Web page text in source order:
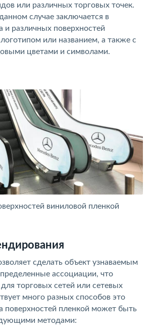
или различных торговых точек.
случае заключается в
и различных поверхностей
или названием, а также с
цветами и символами.
виниловой пленкой
сделать объект узнаваемым
ассоциации, что
торговых сетей или сетевых
много разных способов это
поверхностей пленкой может быть
методами: